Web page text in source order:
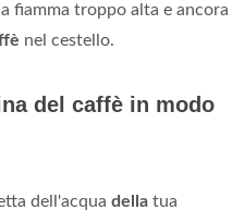
fiamma troppo alta e ancora
nel cestello.
del caffè in modo
dell'acqua della tua